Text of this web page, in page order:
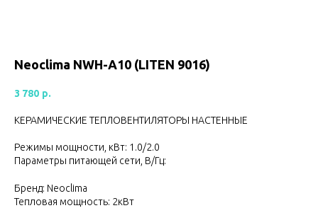
Neoclima NWH-A10 (LITEN 9016)
3 780 р.
КЕРАМИЧЕСКИЕ ТЕПЛОВЕНТИЛЯТОРЫ НАСТЕННЫЕ
Режимы мощности, кВт: 1.0/2.0
Параметры питающей сети, В/Гц:
Бренд: Neoclima
Тепловая мощность: 2кВт